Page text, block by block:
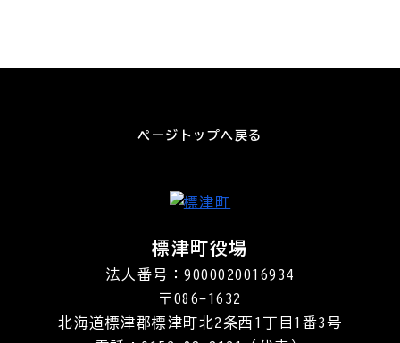
ページトップへ戻る
標津町役場
法人番号：9000020016934
〒086-1632
北海道標津郡標津町北2条西1丁目1番3号